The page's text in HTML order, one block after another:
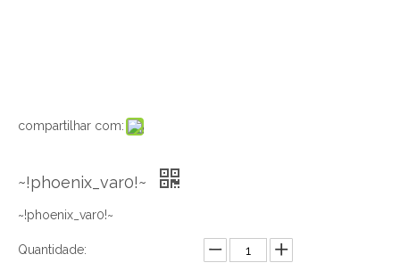
compartilhar com:
~!phoenix_var0!~
~!phoenix_var0!~
Quantidade: